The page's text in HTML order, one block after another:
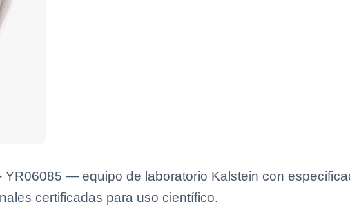
— equipo de laboratorio Kalstein con
certificadas para uso científico.